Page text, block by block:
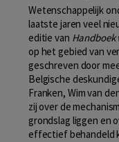
Wetenschappelijk
laatste jaren veel
editie van Handboek
op het gebied van
geschreven door
Belgische
Franken, Wim van
zij over de
grondslag liggen en
effectief behandeld